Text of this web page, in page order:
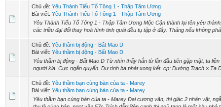
Chủ đề: Yêu Thành Tiểu Tổ Tông 1 - Thập Tâm Ương
Bài viết: Yêu Thành Tiểu Tổ Tông 1 - Thập Tâm Ương
Yêu Thành Tiểu Tổ Tông 1 - Thập Tâm Ương Mộc Cận thành lại tên yêu
các triều đại đổi thay hoá hình tinh quái đều tụ tập ở đây. Thảng nếu không
Chủ đề: Yêu thầm bị động - Bất Mao D
Bài viết: Yêu thầm bị động - Bất Mao D
Yêu thầm bị động - Bất Mao D Từ nhìn thấy hắn từ lần đầu tiên gặp mặt, ta
người kia. Cực ngắn quyển. Dự tính ba phát xong kết. cp: Đường Trạch × Tạ
Chủ đề: Yêu thầm bạn cùng bàn của ta - Marey
Bài viết: Yêu thầm bạn cùng bàn của ta - Marey
Yêu thầm bạn cùng bàn của ta - Marey Đại cương văn, thị giác 2 nhân vật,